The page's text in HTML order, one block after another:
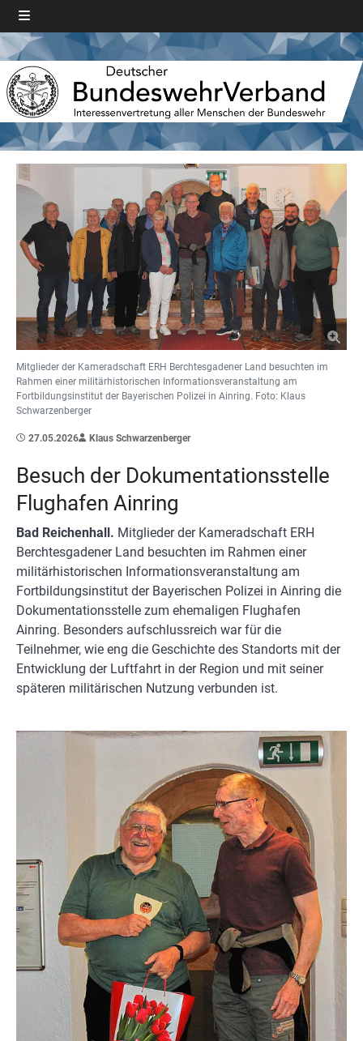
Mitglieder der Kameradschaft ERH Berchtesgadener Land besuchten im
Rahmen einer militärhistorischen Informationsveranstaltung am
Fortbildungsinstitut der Bayerischen Polizei in Ainring. Foto: Klaus
Schwarzenberger
27.05.2026 Klaus Schwarzenberger
Besuch der Dokumentationsstelle
Flughafen Ainring
Bad Reichenhall. Mitglieder der Kameradschaft ERH
Berchtesgadener Land besuchten im Rahmen einer
militärhistorischen Informationsveranstaltung am
Fortbildungsinstitut der Bayerischen Polizei in Ainring die
Dokumentationsstelle zum ehemaligen Flughafen
Ainring. Besonders aufschlussreich war für die
Teilnehmer, wie eng die Geschichte des Standorts mit der
Entwicklung der Luftfahrt in der Region und mit seiner
späteren militärischen Nutzung verbunden ist.